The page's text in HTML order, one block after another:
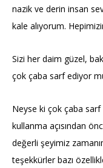
nazik ve derin insan
kale alıyorum.
Sizi her daim güzel,
çok çaba sarf ediyor
Neyse ki çok çaba sarf
kullanma açısından
değerli şeyimiz
teşekkürler bazı